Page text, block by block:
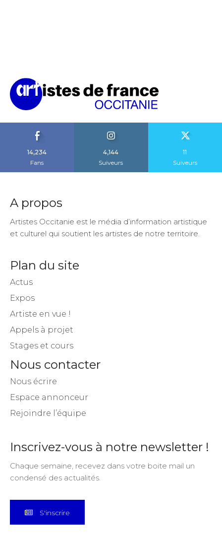
14,234
4,144
11
A propos
Artistes Occitanie est le média d’information artistique
et culturel qui soutient les artistes de notre territoire.
Plan du site
Actus
Expos
Artiste en vue !
Appels à projet
Stages et cours
Nous contacter
Nous écrire
Espace annonceur
Rejoindre l’équipe
Inscrivez-vous à notre newsletter !
Chaque semaine, recevez dans votre boite mail un
condensé des actualités.
S'inscrire